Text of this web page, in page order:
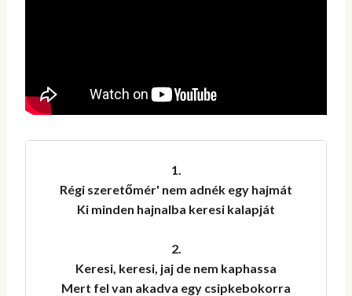
1.
Régi szeretőmér' nem adnék egy hajmát
Ki minden hajnalba keresi kalapját
2.
Keresi, keresi, jaj de nem kaphassa
Mert fel van akadva egy csipkebokorra